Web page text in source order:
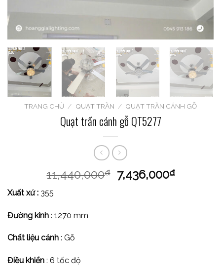
TRANG CHỦ / QUẠT TRẦN / QUẠT TRẦN CÁNH GỖ
Quạt trần cánh gỗ QT5277
11,440,000₫ 7,436,000₫
Xuất xứ : 355
Đường kính : 1270 mm
Chất liệu cánh : Gỗ
Điều khiển : 6 tốc độ